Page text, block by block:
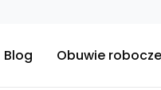
Blog Obuwie robocze